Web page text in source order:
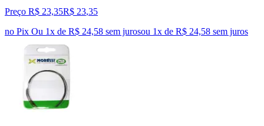
Preço R$ 23,35R$ 23,35
no Pix Ou 1x de R$ 24,58 sem jurosou 1x de R$ 24,58 sem juros